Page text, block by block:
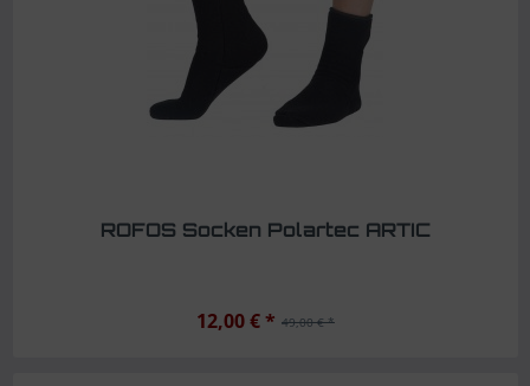
ROFOS Socken Polartec ARTIC
49,00 € *
12,00 € *